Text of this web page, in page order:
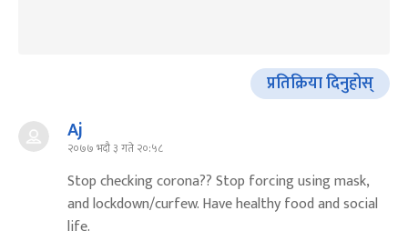
प्रतिक्रिया दिनुहोस्
Aj
२०७७ भदौ ३ गते २०:५८
Stop checking corona?? Stop forcing using mask,
and lockdown/curfew. Have healthy food and social
life.